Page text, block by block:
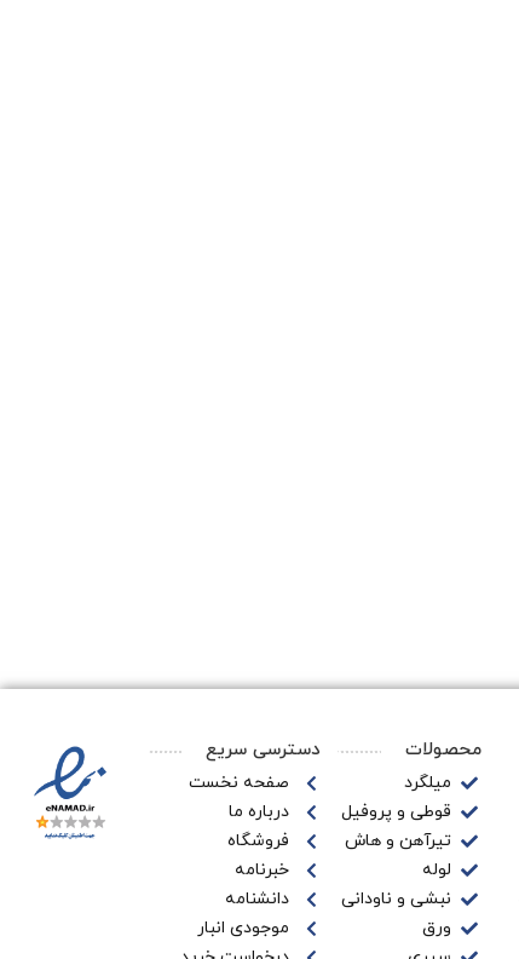
محصولات
میلگرد
قوطی و پروفیل
تیرآهن و هاش
لوله
نبشی و ناودانی
ورق
دسترسی سریع
صفحه نخست
درباره ما
فروشگاه
خبرنامه
دانشنامه
موجودی انبار